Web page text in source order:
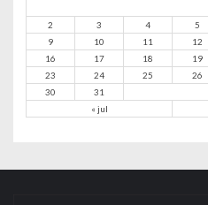
« jul
2
3 4 5
9
10 11 12
16
17 18 19
23
24 25 26
30
31